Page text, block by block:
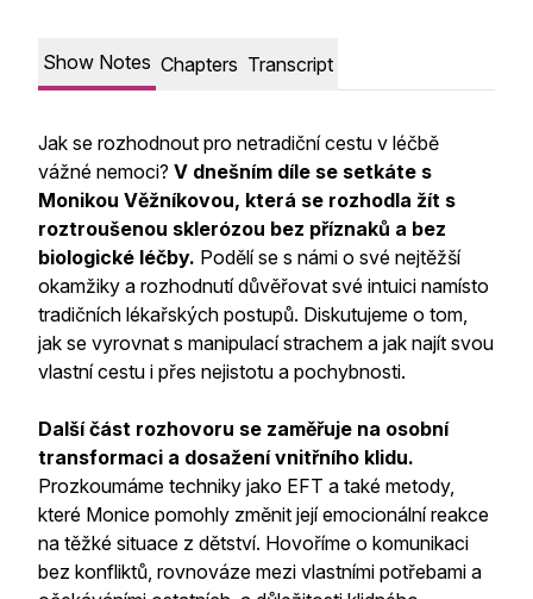
Show Notes Chapters Transcript
Jak se rozhodnout pro netradiční cestu v léčbě
vážné nemoci? V dnešním díle se setkáte s
Monikou Věžníkovou, která se rozhodla žít s
roztroušenou sklerózou bez příznaků a bez
biologické léčby. Podělí se s námi o své nejtěžší
okamžiky a rozhodnutí důvěřovat své intuici namísto
tradičních lékařských postupů. Diskutujeme o tom,
jak se vyrovnat s manipulací strachem a jak najít svou
vlastní cestu i přes nejistotu a pochybnosti.
Další část rozhovoru se zaměřuje na osobní
transformaci a dosažení vnitřního klidu.
Prozkoumáme techniky jako EFT a také metody,
které Monice pomohly změnit její emocionální reakce
na těžké situace z dětství. Hovoříme o komunikaci
bez konfliktů, rovnováze mezi vlastními potřebami a